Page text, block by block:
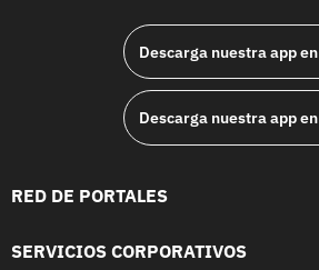
Descarga nuestra app en
Descarga nuestra app en
RED DE PORTALES
SERVICIOS CORPORATIVOS